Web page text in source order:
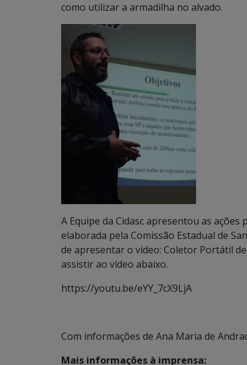
como utilizar a armadilha no alvado.
A Equipe da Cidasc apresentou as
elaborada pela Comissão Estadual de
de apresentar o vídeo: Coletor Portátil
assistir ao vídeo abaixo.
https://youtu.be/eYY_7cX9LjA
Com informações de Ana Maria de
Mais informações à imprensa: